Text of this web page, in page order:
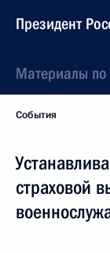
Президент
Материалы
События
страховой